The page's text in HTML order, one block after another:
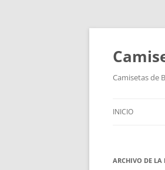
Camisetas de
INICIO
ARCHIVO DE LA